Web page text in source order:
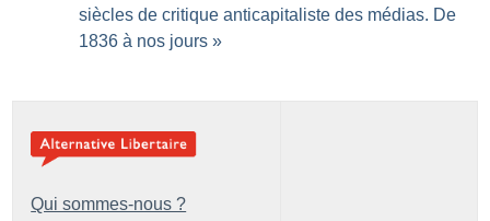
siècles de critique anticapitaliste des médias. De
1836 à nos jours »
Qui sommes-nous ?